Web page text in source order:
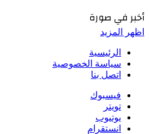
أخبر في صورة
اظهر المزيد
الرئيسية
سياسة الخصوصية
اتصل بنا
فيسبوك
تويتر
يوتيوب
انستقرام